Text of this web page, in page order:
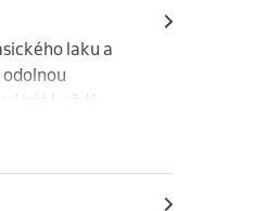
laku a
být každá
na přírodním